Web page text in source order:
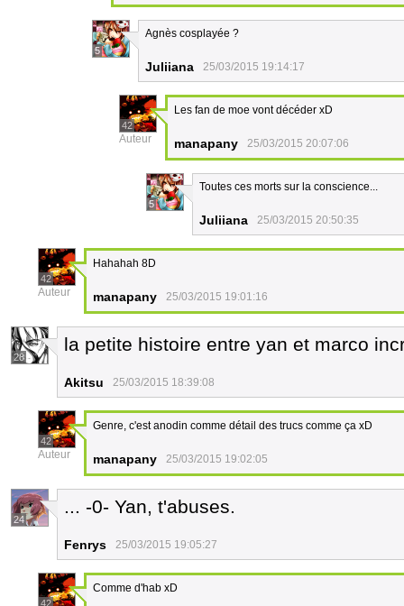
5
Agnès cosplayée ?
Juliiana 25/03/2015 19:14:17
42
Auteur
Les fan de moe vont décéder xD
manapany 25/03/2015 20:07:06
5
Toutes ces morts sur la conscience...
Juliiana 25/03/2015 20:50:35
42
Auteur
Hahahah 8D
manapany 25/03/2015 19:01:16
28
la petite histoire entre yan et marco
Akitsu 25/03/2015 18:39:08
42
Auteur
Genre, c'est anodin comme détail des trucs comme ça xD
manapany 25/03/2015 19:02:05
24
... -0- Yan, t'abuses.
Fenrys 25/03/2015 19:05:27
42
Comme d'hab xD